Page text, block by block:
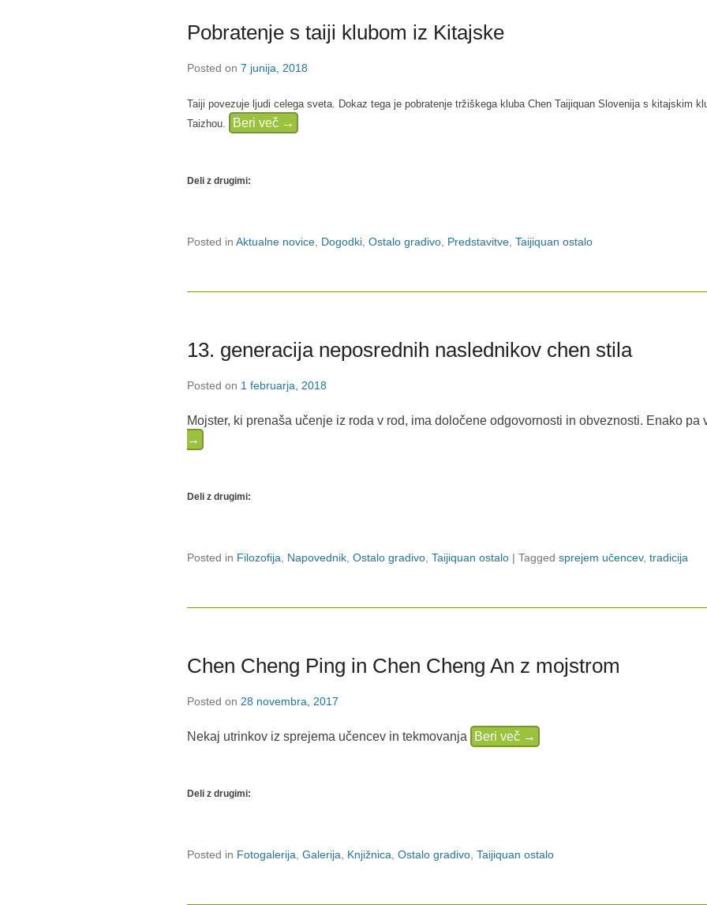
Pobratenje s taiji klubom iz Kitajske
Posted on 7 junija, 2018
Taiji povezuje ljudi celega sveta. Dokaz tega je pobratenje tržiškega kluba Chen Taijiquan Slovenija s kitajskim
Taizhou.
Beri več →
Deli z drugimi:
Posted in Aktualne novice, Dogodki, Ostalo gradivo, Predstavitve, Taijiquan ostalo
13. generacija neposrednih naslednikov chen stila
Posted on 1 februarja, 2018
Mojster, ki prenaša učenje iz roda v rod, ima določene odgovornosti in obveznosti. Enako pa
→
Deli z drugimi:
Posted in Filozofija Napovednik, Ostalo gradivo, Taijiquan ostalo| Tagged sprejem učencev, tradicija
Chen Cheng Ping in Chen Cheng An z mojstrom
Posted on 28 novembra, 2017
Nekaj utrinkov iz sprejema učencev in tekmovanja Beri več →
Deli z drugimi:
Posted in Fotogalerija Galerija Knjižnica Ostalo gradivo, Taijiquan ostalo